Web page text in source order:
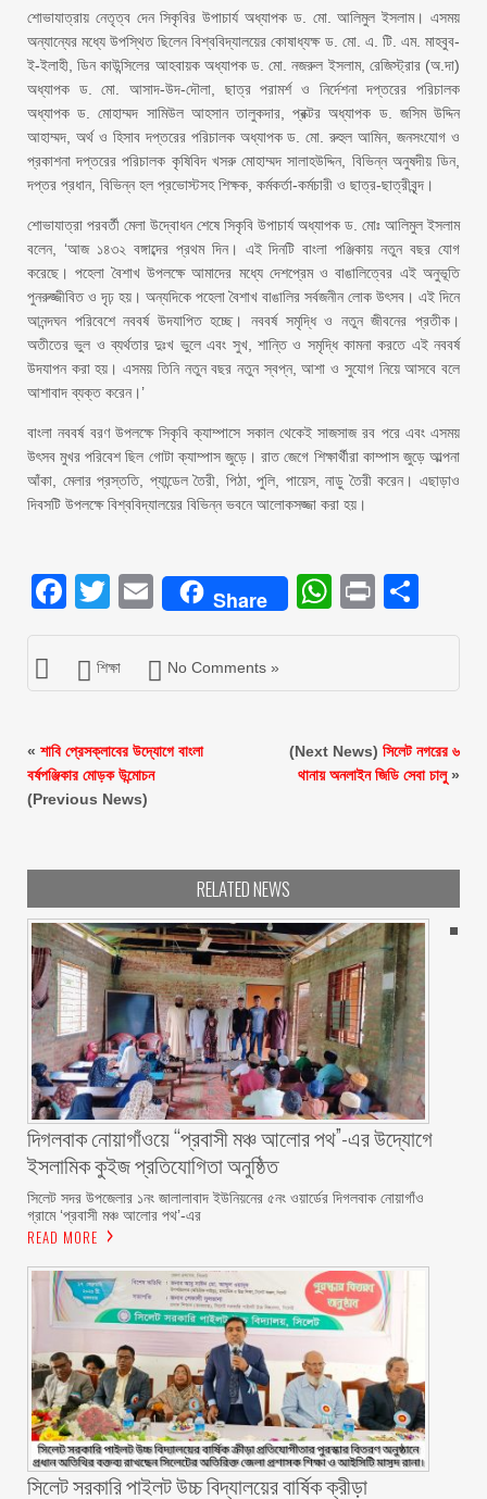
শোভাযাত্রায় নেতৃত্ব দেন সিকৃবির উপাচার্য অধ্যাপক ড. মো. আলিমুল ইসলাম। এসময়
অন্যান্যের মধ্যে উপস্থিত ছিলেন বিশ্ববিদ্যালয়ের কোষাধ্যক্ষ ড. মো. এ. টি. এম. মাহবুব-
ই-ইলাহী, ডিন কাউন্সিলের আহবায়ক অধ্যাপক ড. মো. নজরুল ইসলাম, রেজিস্ট্রার (অ.দা)
অধ্যাপক ড. মো. আসাদ-উদ-দৌলা, ছাত্র পরামর্শ ও নির্দেশনা দপ্তরের পরিচালক
অধ্যাপক ড. মোহাম্মদ সামিউল আহসান তালুকদার, প্রক্টর অধ্যাপক ড. জসিম উদ্দিন
আহাম্মদ, অর্থ ও হিসাব দপ্তরের পরিচালক অধ্যাপক ড. মো. রুহুল আমিন, জনসংযোগ ও
প্রকাশনা দপ্তরের পরিচালক কৃষিবিদ খসরু মোহাম্মদ সালাহউদ্দিন, বিভিন্ন অনুষদীয় ডিন,
দপ্তর প্রধান, বিভিন্ন হল প্রভোস্টসহ শিক্ষক, কর্মকর্তা-কর্মচারী ও ছাত্র-ছাত্রীবৃন্দ।
শোভাযাত্রা পরবর্তী মেলা উদ্বোধন শেষে সিকৃবি উপাচার্য অধ্যাপক ড. মোঃ আলিমুল ইসলাম
বলেন, ‘আজ ১৪৩২ বঙ্গাব্দের প্রথম দিন। এই দিনটি বাংলা পঞ্জিকায় নতুন বছর যোগ
করেছে। পহেলা বৈশাখ উপলক্ষে আমাদের মধ্যে দেশপ্রেম ও বাঙালিত্বের এই অনুভূতি
পুনরুজ্জীবিত ও দৃঢ় হয়। অন্যদিকে পহেলা বৈশাখ বাঙালির সর্বজনীন লোক উৎসব। এই দিনে
আনন্দঘন পরিবেশে নববর্ষ উদযাপিত হচ্ছে। নববর্ষ সমৃদ্ধি ও নতুন জীবনের প্রতীক।
অতীতের ভুল ও ব্যর্থতার দুঃখ ভুলে এবং সুখ, শান্তি ও সমৃদ্ধি কামনা করতে এই নববর্ষ
উদযাপন করা হয়। এসময় তিনি নতুন বছর নতুন স্বপ্ন, আশা ও সুযোগ নিয়ে আসবে বলে
আশাবাদ ব্যক্ত করেন।’
বাংলা নববর্ষ বরণ উপলক্ষে সিকৃবি ক্যাম্পাসে সকাল থেকেই সাজসাজ রব পরে এবং এসময়
উৎসব মুখর পরিবেশ ছিল গোটা ক্যাম্পাস জুড়ে। রাত জেগে শিক্ষার্থীরা কাম্পাস জুড়ে আল্পনা
আঁকা, মেলার প্রস্ততি, প্যান্ডেল তৈরী, পিঠা, পুলি, পায়েস, নাড়ু তৈরী করেন। এছাড়াও
দিবসটি উপলক্ষে বিশ্ববিদ্যালয়ের বিভিন্ন ভবনে আলোকসজ্জা করা হয়।
Facebook
Twitter
EmailShare Print
শিক্ষা No Comments »
« শাবি প্রেসক্লাবের উদ্যোগে বাংলা
বর্ষপঞ্জিকার মোড়ক উন্মোচন
(Previous News)
(Next News) সিলেট নগরের ৬
থানায় অনলাইন জিডি সেবা চালু»
RELATED NEWS
দিগলবাক নোয়াগাঁওয়ে “প্রবাসী মঞ্চ আলোর পথ”-এর উদ্যোগে
ইসলামিক কুইজ প্রতিযোগিতা অনুষ্ঠিত ‎
সিলেট সদর উপজেলার ১নং জালালাবাদ ইউনিয়নের ৫নং ওয়ার্ডের দিগলবাক নোয়াগাঁও
গ্রামে ‘প্রবাসী মঞ্চ আলোর পথ’-এর
READ MORE
সিলেট সরকারি পাইলট উচ্চ বিদ্যালয়ের বার্ষিক ক্রীড়া